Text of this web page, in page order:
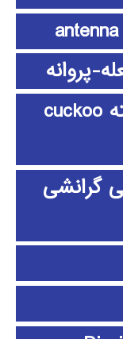
پروانه
الگوریتم جستجوی فاخته cuckoo
گرانشی